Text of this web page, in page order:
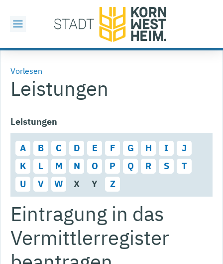
Vorlesen
Leistungen
Leistungen
A B C D E F G H I
J
K
L M N O P Q R S
T
U
V W X Y Z
Eintragung in das
Vermittlerregister